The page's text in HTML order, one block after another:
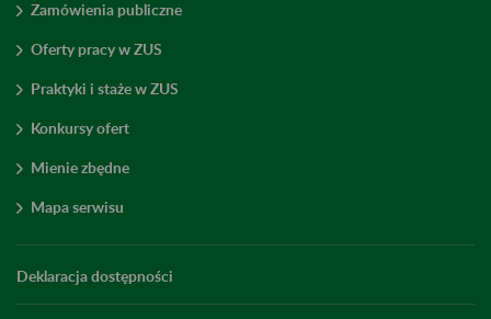
Zamówienia publiczne
Oferty pracy w ZUS
Praktyki i staże w ZUS
Konkursy ofert
Mienie zbędne
Mapa serwisu
Deklaracja dostępności